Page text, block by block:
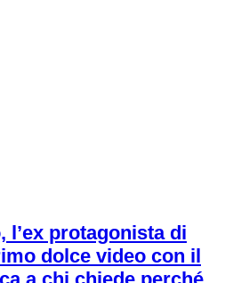
l’ex protagonista di
dolce video con il